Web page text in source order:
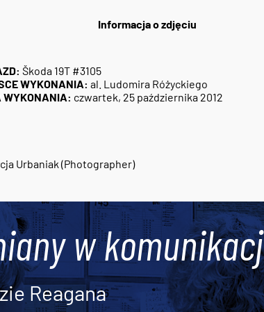
Informacja o zdjęciu
Škoda 19T #3105
WYKONANIA: al. Ludomira Różyckiego
WYKONANIA: czwartek, 25 października 2012
Urbaniak (Photographer)
w
Reagana